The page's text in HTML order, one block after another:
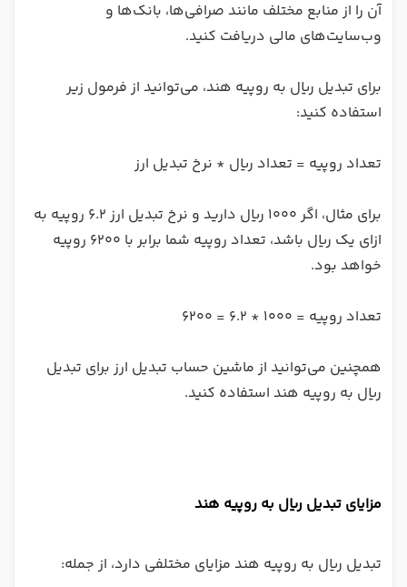
آن را از منابع مختلف مانند صرافی‌ها، بانک‌ها و
وب‌سایت‌های مالی دریافت کنید.
برای تبدیل ریال به روپیه هند، می‌توانید از فرمول زیر
استفاده کنید:
تعداد روپیه = تعداد ریال * نرخ تبدیل ارز
برای مثال، اگر 1000 ریال دارید و نرخ تبدیل ارز 6.2 روپیه به
ازای یک ریال باشد، تعداد روپیه شما برابر با 6200 روپیه
خواهد بود.
تعداد روپیه = 1000 * 6.2 = 6200
همچنین می‌توانید از ماشین حساب تبدیل ارز برای تبدیل
ریال به روپیه هند استفاده کنید.
مزایای تبدیل ریال به روپیه هند
تبدیل ریال به روپیه هند مزایای مختلفی دارد، از جمله: